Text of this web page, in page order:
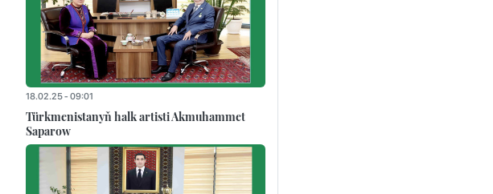
18.02.25 - 09:01
Türkmenistanyň halk artisti Akmuhammet
Saparow